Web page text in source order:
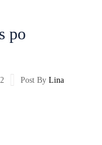
Post By Lina
po